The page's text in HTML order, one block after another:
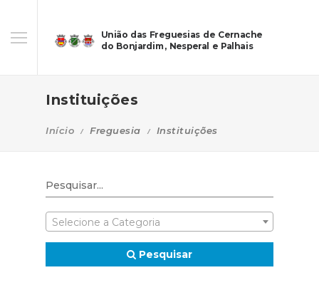
União das Freguesias de Cernache
do Bonjardim, Nesperal e Palhais
Instituições
Início Freguesia Instituições
Selecione a Categoria
Pesquisar